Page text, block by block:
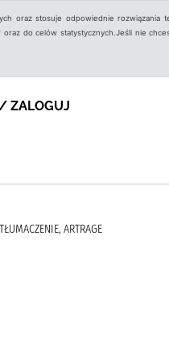
oraz stosuje odpowiednie rozwiązania
do celów statystycznych.Jeśli nie
ZALOGUJ
ARTRAGE